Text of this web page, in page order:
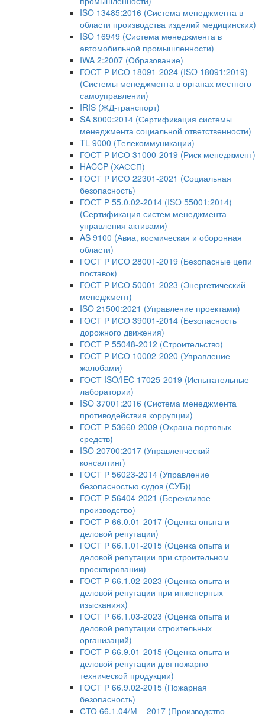
ISO 13485:2016 (Система менеджмента в
области производства изделий медицинских)
ISO 16949 (Система менеджмента в
автомобильной промышленности)
IWA 2:2007 (Образование)
ГОСТ Р ИСО 18091-2024 (ISO 18091:2019)
(Системы менеджмента в органах местного
самоуправлении)
IRIS (ЖД-транспорт)
SA 8000:2014 (Сертификация системы
менеджмента социальной ответственности)
TL 9000 (Телекоммуникации)
ГОСТ Р ИСО 31000-2019 (Риск менеджмент)
HACCP (ХАССП)
ГОСТ Р ИСО 22301-2021 (Социальная
безопасность)
ГОСТ Р 55.0.02-2014 (ISO 55001:2014)
(Сертификация систем менеджмента
управления активами)
AS 9100 (Авиа, космическая и оборонная
области)
ГОСТ Р ИСО 28001-2019 (Безопасные цепи
поставок)
ГОСТ Р ИСО 50001-2023 (Энергетический
менеджмент)
ISO 21500:2021 (Управление проектами)
ГОСТ Р ИСО 39001-2014 (Безопасность
дорожного движения)
ГОСТ Р 55048-2012 (Строительство)
ГОСТ Р ИСО 10002-2020 (Управление
жалобами)
ГОСТ ISO/IEC 17025-2019 (Испытательные
лаборатории)
ISO 37001:2016 (Система менеджмента
противодействия коррупции)
ГОСТ Р 53660-2009 (Охрана портовых
средств)
ISO 20700:2017 (Управленческий
консалтинг)
ГОСТ Р 56023-2014 (Управление
безопасностью судов (СУБ))
ГОСТ Р 56404-2021 (Бережливое
производство)
ГОСТ Р 66.0.01-2017 (Оценка опыта и
деловой репутации)
ГОСТ Р 66.1.01-2015 (Оценка опыта и
деловой репутации при строительном
проектировании)
ГОСТ Р 66.1.02-2023 (Оценка опыта и
деловой репутации при инженерных
изысканиях)
ГОСТ Р 66.1.03-2023 (Оценка опыта и
деловой репутации строительных
организаций)
ГОСТ Р 66.9.01-2015 (Оценка опыта и
деловой репутации для пожарно-
технической продукции)
ГОСТ Р 66.9.02-2015 (Пожарная
безопасность)
СТО 66.1.04/М – 2017 (Производство